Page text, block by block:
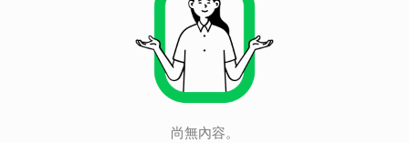
尚無內容。